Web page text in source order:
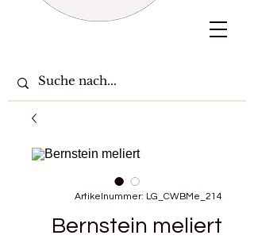
Artikelnummer: LG_CWBMe_214
Bernstein meliert